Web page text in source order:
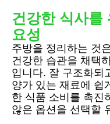
건강한 식사를
요성
주방을 정리하는 것
건강한 습관을 채택
입니다. 잘 구조화되
양가 있는 재료에 쉽
한 식품 소비를 촉진
않은 옵션을 선택할